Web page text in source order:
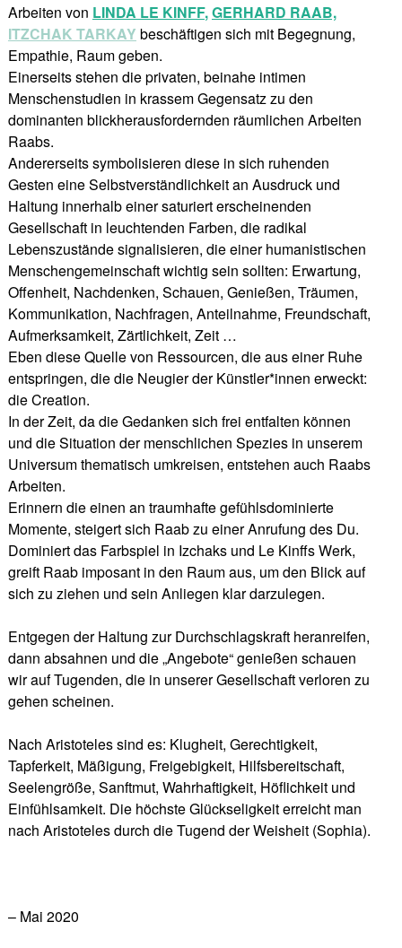
Arbeiten von LINDA LE KINFF,GERHARD RAAB,
ITZCHAK TARKAY beschäftigen sich mit Begegnung,
Empathie, Raum geben.
Einerseits stehen die privaten, beinahe intimen
Menschenstudien in krassem Gegensatz zu den
dominanten blickherausfordernden räumlichen Arbeiten
Raabs.
Andererseits symbolisieren diese in sich ruhenden
Gesten eine Selbstverständlichkeit an Ausdruck und
Haltung innerhalb einer saturiert erscheinenden
Gesellschaft in leuchtenden Farben, die radikal
Lebenszustände signalisieren, die einer humanistischen
Menschengemeinschaft wichtig sein sollten: Erwartung,
Offenheit, Nachdenken, Schauen, Genießen, Träumen,
Kommunikation, Nachfragen, Anteilnahme, Freundschaft,
Aufmerksamkeit, Zärtlichkeit, Zeit …
Eben diese Quelle von Ressourcen, die aus einer Ruhe
entspringen, die die Neugier der Künstler*innen erweckt:
die Creation.
In der Zeit, da die Gedanken sich frei entfalten können
und die Situation der menschlichen Spezies in unserem
Universum thematisch umkreisen, entstehen auch Raabs
Arbeiten.
Erinnern die einen an traumhafte gefühlsdominierte
Momente, steigert sich Raab zu einer Anrufung des Du.
Dominiert das Farbspiel in Izchaks und Le Kinffs Werk,
greift Raab imposant in den Raum aus, um den Blick auf
sich zu ziehen und sein Anliegen klar darzulegen.
Entgegen der Haltung zur Durchschlagskraft heranreifen,
dann absahnen und die „Angebote“ genießen schauen
wir auf Tugenden, die in unserer Gesellschaft verloren zu
gehen scheinen.
Nach Aristoteles sind es: Klugheit, Gerechtigkeit,
Tapferkeit, Mäßigung, Freigebigkeit, Hilfsbereitschaft,
Seelengröße, Sanftmut, Wahrhaftigkeit, Höflichkeit und
Einfühlsamkeit. Die höchste Glückseligkeit erreicht man
nach Aristoteles durch die Tugend der Weisheit (Sophia).
– Mai 2020